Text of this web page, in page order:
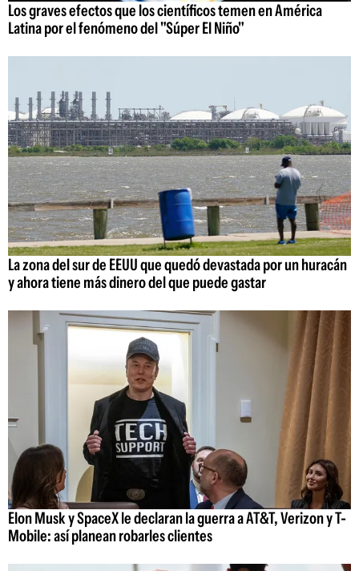
Los graves efectos que los científicos temen en América
Latina por el fenómeno del "Súper El Niño"
La zona del sur de EEUU que quedó devastada por un huracán
y ahora tiene más dinero del que puede gastar
Elon Musk y SpaceX le declaran la guerra a AT&T, Verizon y T-
Mobile: así planean robarles clientes